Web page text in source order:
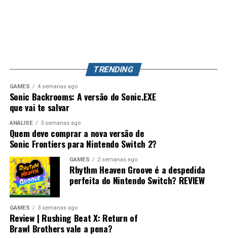
mas também pode representar o primeiro passo para a
maior evolução que a série já teve.
Desempenho impressionante no
Switch 2 e um verdadeiro milagre no
Switch 1
TRENDING
GAMES 4 semanas ago
Sonic Backrooms: A versão do Sonic.EXE
que vai te salvar
ANÁLISE 3 semanas ago
Quem deve comprar a nova versão de
Sonic Frontiers para Nintendo Switch 2?
GAMES 2 semanas ago
Rhythm Heaven Groove é a despedida
perfeita do Nintendo Switch? REVIEW
GAMES 3 semanas ago
Review | Rushing Beat X: Return of
Brawl Brothers vale a pena?